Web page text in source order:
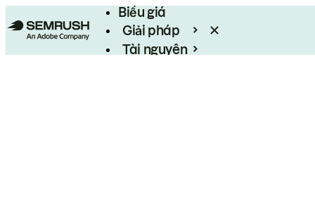
Biểu giá
Giải pháp
Tài nguyên